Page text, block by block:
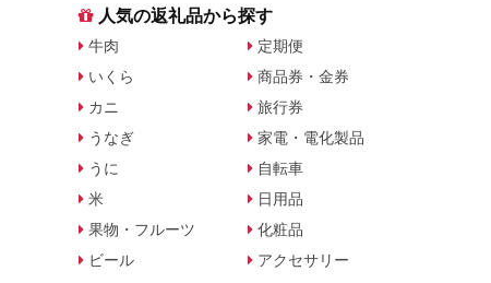
人気の返礼品から探す
牛肉
いくら
カニ
うなぎ
うに
米
果物・フルーツ
ビール
定期便
商品券・金券
旅行券
家電・電化製品
自転車
日用品
化粧品
アクセサリー